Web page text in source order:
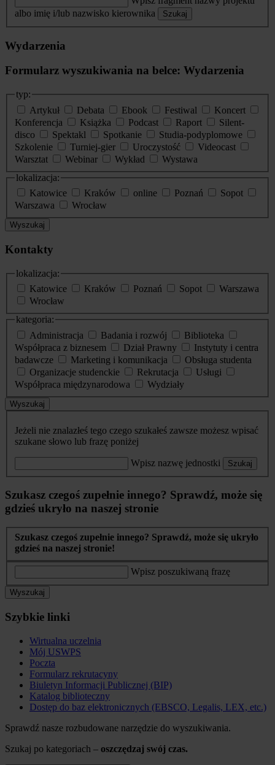
albo imię i/lub nazwisko kierownika
Szukaj
Wydarzenia
Formularz wyszukiwania na belce: Wydarzenia
typ:
Artykuł
Debata Ebook Festiwal
Koncert
Konferencja
Książka Podcast Raport
Silent-
disco
Spektakl Spotkanie
Studia-podyplomowe
Szkolenie
Turniej-gier Uroczystość
Videocast
Warsztat
Webinar Wykład
Wystawa
lokalizacja:
Katowice
Kraków online Poznań
Sopot
Warszawa
Wrocław
Wyszukaj
Kontakty
lokalizacja:
Katowice
Kraków Poznań Sopot
Warszawa
Wrocław
kategoria:
Administracja
Badania i rozwój
Biblioteka
Współpraca z biznesem
Dział Prawny
Instytuty i centra
badawcze
Marketing i komunikacja
Obsługa studenta
Organizacje studenckie
Rekrutacja
Usługi
Współpraca międzynarodowa
Wydziały
Wyszukaj
Jeżeli nie znalazłeś tego czego szukałeś zawsze możesz wpisać
szukane słowo lub frazę poniżej
Wpisz nazwę jednostki Szukaj
Szukasz czegoś zupełnie innego? Sprawdź, może się
gdzieś ukryło na naszej stronie
Szukasz czegoś zupełnie innego? Sprawdź, może się ukryło
gdzieś na naszej stronie!
Wpisz poszukiwaną frazę
Wyszukaj
Szybkie linki
Wirtualna uczelnia
Mój USWPS
Poczta
Formularz rekrutacyny
Biuletyn Informacji Publicznej (BIP)
Katalog biblioteczny
Dostęp do baz elektronicznych (EBSCO, Legalis, LEX, etc.)
Sprawdź nasze rozbudowane narzędzie do wyszukiwania.
Szukaj po kategoriach – oszczędzaj swój czas.